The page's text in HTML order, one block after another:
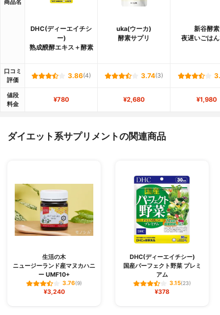
商品名
DHC(ディーエイチシ
ー)
熟成醗酵エキス＋酵素
uka(ウーカ)
酵素サプリ
新谷酵素
夜遅いごは
口コミ
評価
3.86(4) 3.74(3)
値段
料金
¥780 ¥2,680 ¥1,980
ダイエット系サプリメントの関連商品
生活の木
ニュージーランド産マヌカハニ
ー UMF10+
3.76(9)
¥3,240
DHC(ディーエイチシー)
国産パーフェクト野菜 プレミ
アム
3.15(23)
¥378